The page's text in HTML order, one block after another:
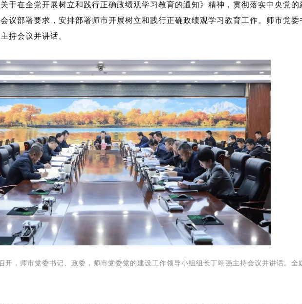
于在全党开展树立和践行正确政绩观学习教育的通知》精神，贯彻落实中央党的
议部署要求，安排部署师市开展树立和践行正确政绩观学习教育工作。师市党委
持会议并讲话。
开， 师市党委书记、政委，师市党委党的建设工作领导小组组长丁翊强主持会议并讲话。全